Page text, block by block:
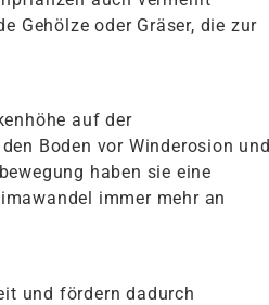
Gehölze oder Gräser, die zur
auf der
Boden vor Winderosion und
haben sie eine
immer mehr an
und fördern dadurch